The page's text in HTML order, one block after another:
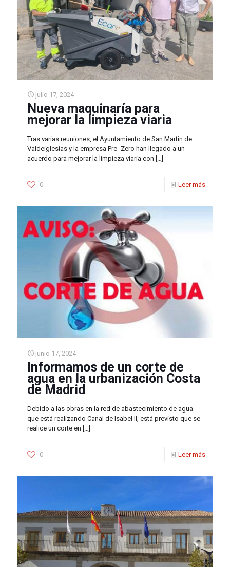
julio 17, 2024
Nueva maquinaría para
mejorar la limpieza viaria
Tras varias reuniones, el Ayuntamiento de San Martín de
Valdeiglesias y la empresa Pre- Zero han llegado a un
acuerdo para mejorar la limpieza viaria con
0 Leer más
junio 17, 2024
Informamos de un corte de
agua en la urbanización Costa
de Madrid
Debido a las obras en la red de abastecimiento de agua
que está realizando Canal de Isabel II, está previsto que se
realice un corte en […]
0 Leer más